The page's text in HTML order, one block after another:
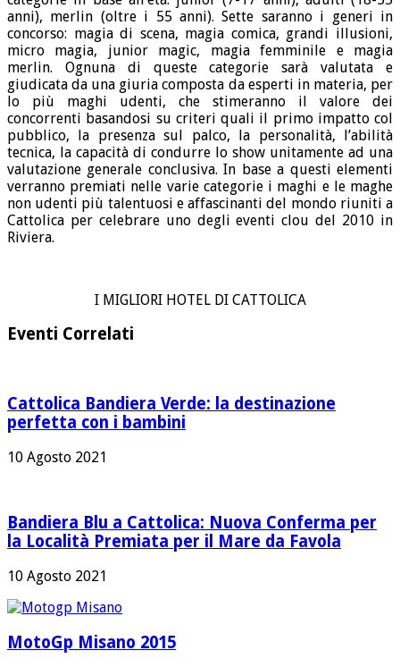
anni), merlin (oltre i 55 anni). Sette saranno i generi in
concorso: magia di scena, magia comica, grandi illusioni,
micro magia, junior magic, magia femminile e magia
merlin. Ognuna di queste categorie sarà valutata e
giudicata da una giuria composta da esperti in materia, per
lo più maghi udenti, che stimeranno il valore dei
concorrenti basandosi su criteri quali il primo impatto col
pubblico, la presenza sul palco, la personalità, l’abilità
tecnica, la capacità di condurre lo show unitamente ad una
valutazione generale conclusiva. In base a questi elementi
verranno premiati nelle varie categorie i maghi e le maghe
non udenti più talentuosi e affascinanti del mondo riuniti a
Cattolica per celebrare uno degli eventi clou del 2010 in
Riviera.
I MIGLIORI HOTEL DI CATTOLICA
Eventi Correlati
Cattolica Bandiera Verde: la destinazione
perfetta con i bambini
10 Agosto 2021
Bandiera Blu a Cattolica: Nuova Conferma per
la Località Premiata per il Mare da Favola
10 Agosto 2021
MotoGp Misano 2015